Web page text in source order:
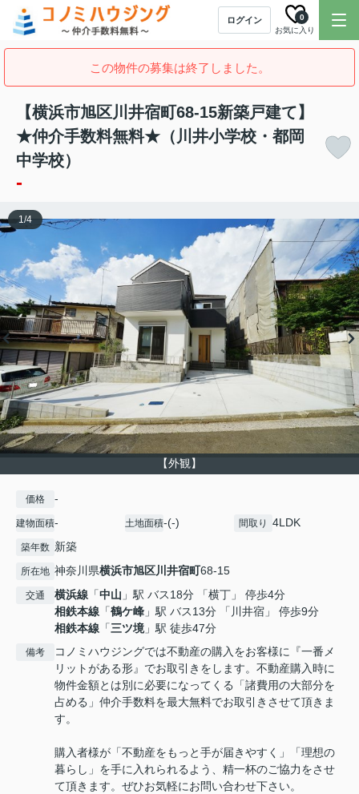
ログイン
お気に入り
0
この物件の募集は終了しました。
【横浜市旭区川井宿町68-15新築戸建て】
★仲介手数料無料★（川井小学校・都岡
中学校）
-
【外観】
1/4
価格 -
建物面積- 土地面積-(-) 間取り 4LDK
築年数 新築
所在地 神奈川県横浜市旭区川井宿町68-15
交通 横浜線 「中山 」駅 バス18分 「横丁」 停歩4分
相鉄本線 「鶴ケ峰 」駅 バス13分 「川井宿」 停歩9分
相鉄本線 「三ツ境」駅 徒歩47分
備考
コノミハウジングでは不動産の購入をお客様に『一番メ
リットがある形』でお取引きをします。不動産購入時に
物件金額とは別に必要になってくる「諸費用の大部分を
占める」仲介手数料を最大無料でお取引きさせて頂きま
す。
購入者様が「不動産をもっと手が届きやすく」「理想の
暮らし」を手に入れられるよう、精一杯のご協力をさせ
て頂きます。ぜひお気軽にお問い合わせ下さい。